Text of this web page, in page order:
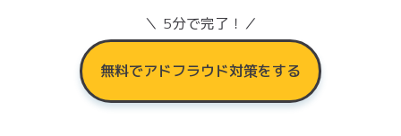
＼ 5分で完了！／
無料でアドフラウド対策をする